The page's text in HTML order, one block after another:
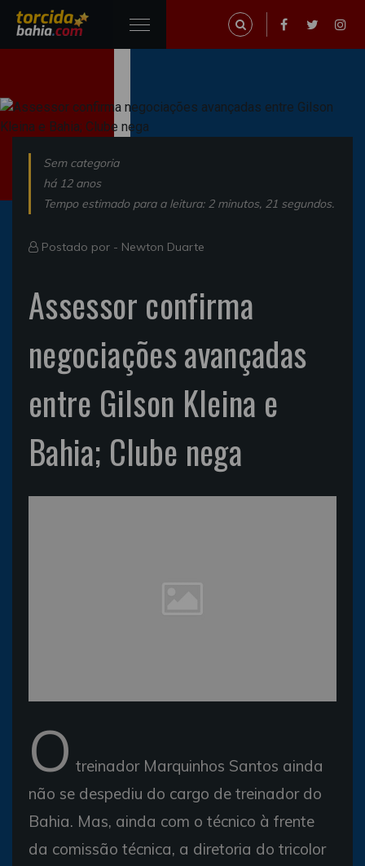
Sem categoria
há 12 anos
Tempo estimado para a leitura: 2 minutos, 21 segundos.
Postado por - Newton Duarte
Assessor confirma
negociações avançadas
entre Gilson Kleina e
Bahia; Clube nega
O treinador Marquinhos Santos ainda
não se despediu do cargo de treinador do
Bahia. Mas, ainda com o técnico à frente
da comissão técnica, a diretoria do tricolor